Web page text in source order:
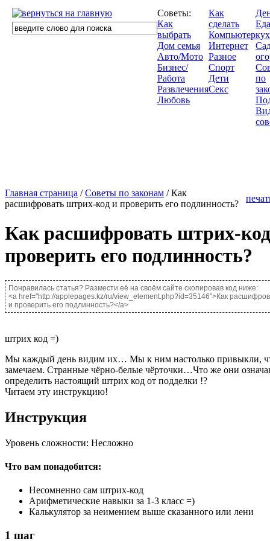
Советы:
Как
выбрать
Дом семья
Авто/Мото
Бизнес/
Работа
Развлечения
Любовь
Как
сделать
Компьютер
Интернет
Разное
Спорт
Дети
Секс
по
Главная страница /Советы по законам / Как
расшифровать штрих-код и проверить его подлинность?
Как расшифровать штрих-
проверить его подлинность?
Понравилась статья? Размести её на своём сайте скопировав код ниже:
<a href="http://applepages.kz/ru/view_element.php?id=35146">Как
и проверить его подлинность?</a>
штрих код =)
Мы каждый день видим их… Мы к ним настолько привыкли,
замечаем. Странные чёрно-белые чёрточки…Что же они
определить настоящий штрих код от подделки !?
Читаем эту инструкцию!
Инструкция
Уровень сложности: Несложно
Что вам понадобится:
Несомненно сам штрих-код
Арифметические навыки за 1-3 класс =)
Калькулятор за неимением выше сказанного или лени
1 шаг